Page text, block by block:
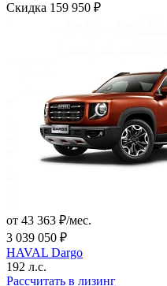
Скидка 159 950 ₽
от 43 363 ₽/мес.
3 039 050 ₽
HAVAL Dargo
192 л.с.
Рассчитать в лизинг